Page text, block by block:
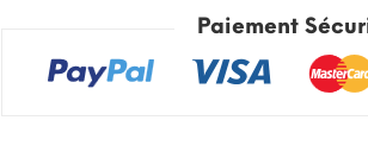
Paiement